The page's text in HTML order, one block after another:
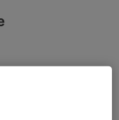
ni kan men